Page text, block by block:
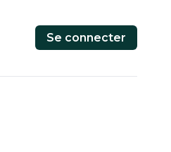
Se connecter